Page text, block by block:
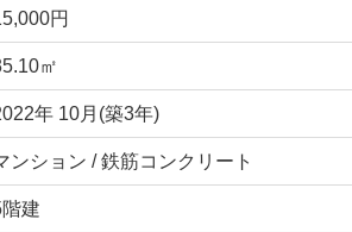
円
㎡
年 10月(築3年)
ンション / 鉄筋コンクリート
建